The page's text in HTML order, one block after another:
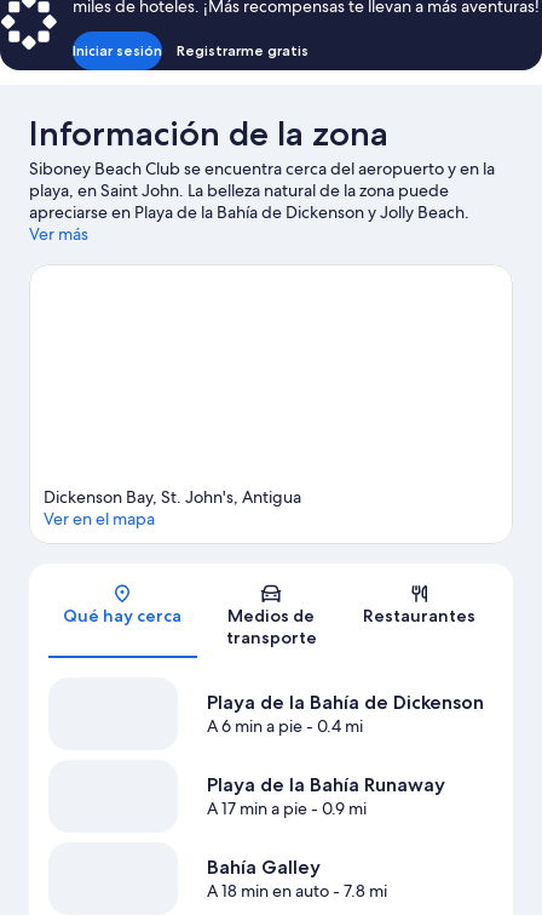
$510
miles de hoteles. ¡Más recompensas te llevan a más aventuras!
Iniciar sesión Registrarme gratis
Información de la zona
Siboney Beach Club se encuentra cerca del aeropuerto y en la
playa, en Saint John. La belleza natural de la zona puede
apreciarse en Playa de la Bahía de Dickenson y Jolly Beach.
También vale la pena conocer Antigua Botanical Gardens y
snorkel ofrecen una gran oportunidad de disfrutar del agua y, si
Ver más
Sección del mapa
Dickenson Bay, St. John's, Antigua
Ver en el mapa
Qué hay cerca
Medios de
transporte
Restaurantes
Playa de la Bahía de Dickenson
A 6 min a pie- 0.4 mi
Playa de la Bahía Runaway
A 17 min a pie- 0.9 mi
Bahía Galley
A 18 min en auto- 7.8 mi